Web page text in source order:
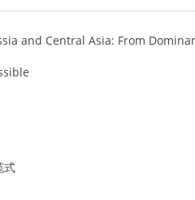
and Central Asia: From
式